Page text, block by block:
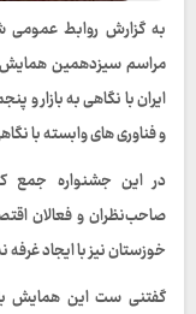
مراسم سیزدهمین
ایران با نگاهی به بازار و
و فناوری های وابسته با
در این جشنواره جمع
صاحب‌نظران و فعالان
خوزستان نیز با ایجاد
گفتنی ست این همایش‌